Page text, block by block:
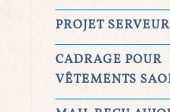
PROJET
CADRAGE POUR
VÊTEMENTS